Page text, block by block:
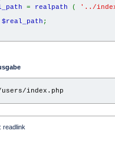
= realpath (
'../
$real_path ;
users/index.php
readlink